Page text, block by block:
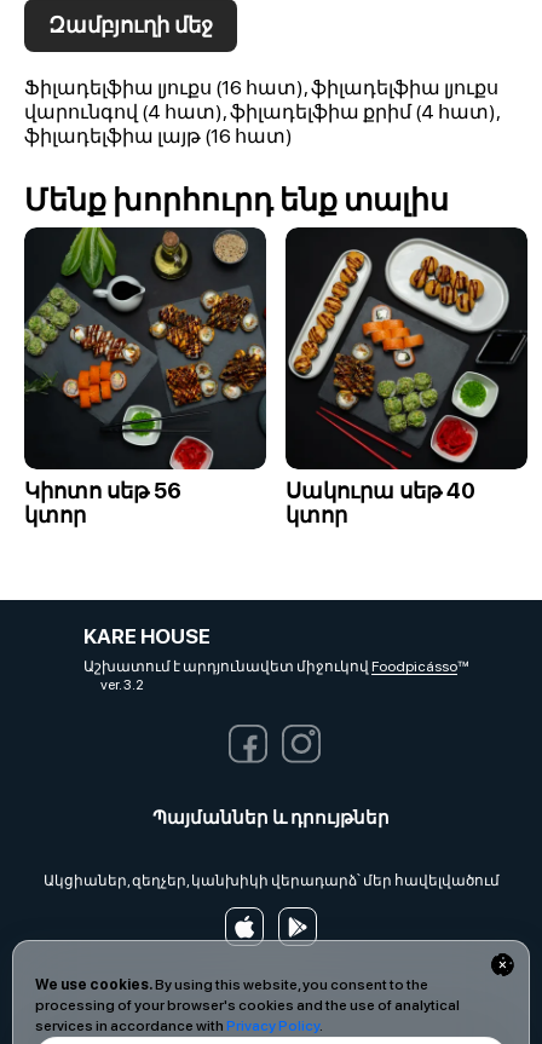
We use cookies.By using this website, you consent to the
processing of your browser's cookies and the use of analytical
services in accordance with Privacy Policy.
Զամբյուղի մեջ
Ֆիլադելֆիա լյուքս (16 հատ), ֆիլադելֆիա լյուքս
վարունգով (4 հատ), ֆիլադելֆիա քրիմ (4 հատ),
ֆիլադելֆիա լայթ (16 հատ)
Մենք խորհուրդ ենք տալիս
Կիոտո սեթ 56
կտոր
Սակուրա սեթ 40
կտոր
KARE HOUSE
Աշխատում է արդյունավետ միջուկով Foodpicásso
ver. 3.2
Պայմաններ և դրույթներ
Ակցիաներ, զեղչեր, կանխիկի վերադարձ՝ մեր հավելվածում